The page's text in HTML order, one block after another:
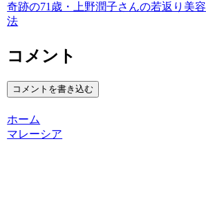
奇跡の71歳・上野潤子さんの若返り美容
法
コメント
コメントを書き込む
ホーム
マレーシア